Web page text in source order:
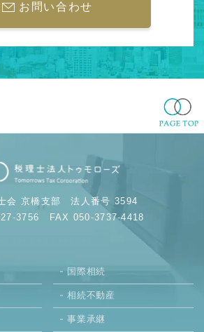
お問い合わせ
会 京橋支部法人番号 3594
3756 FAX 050-3737-4418
国際相続
相続不動産
事業承継